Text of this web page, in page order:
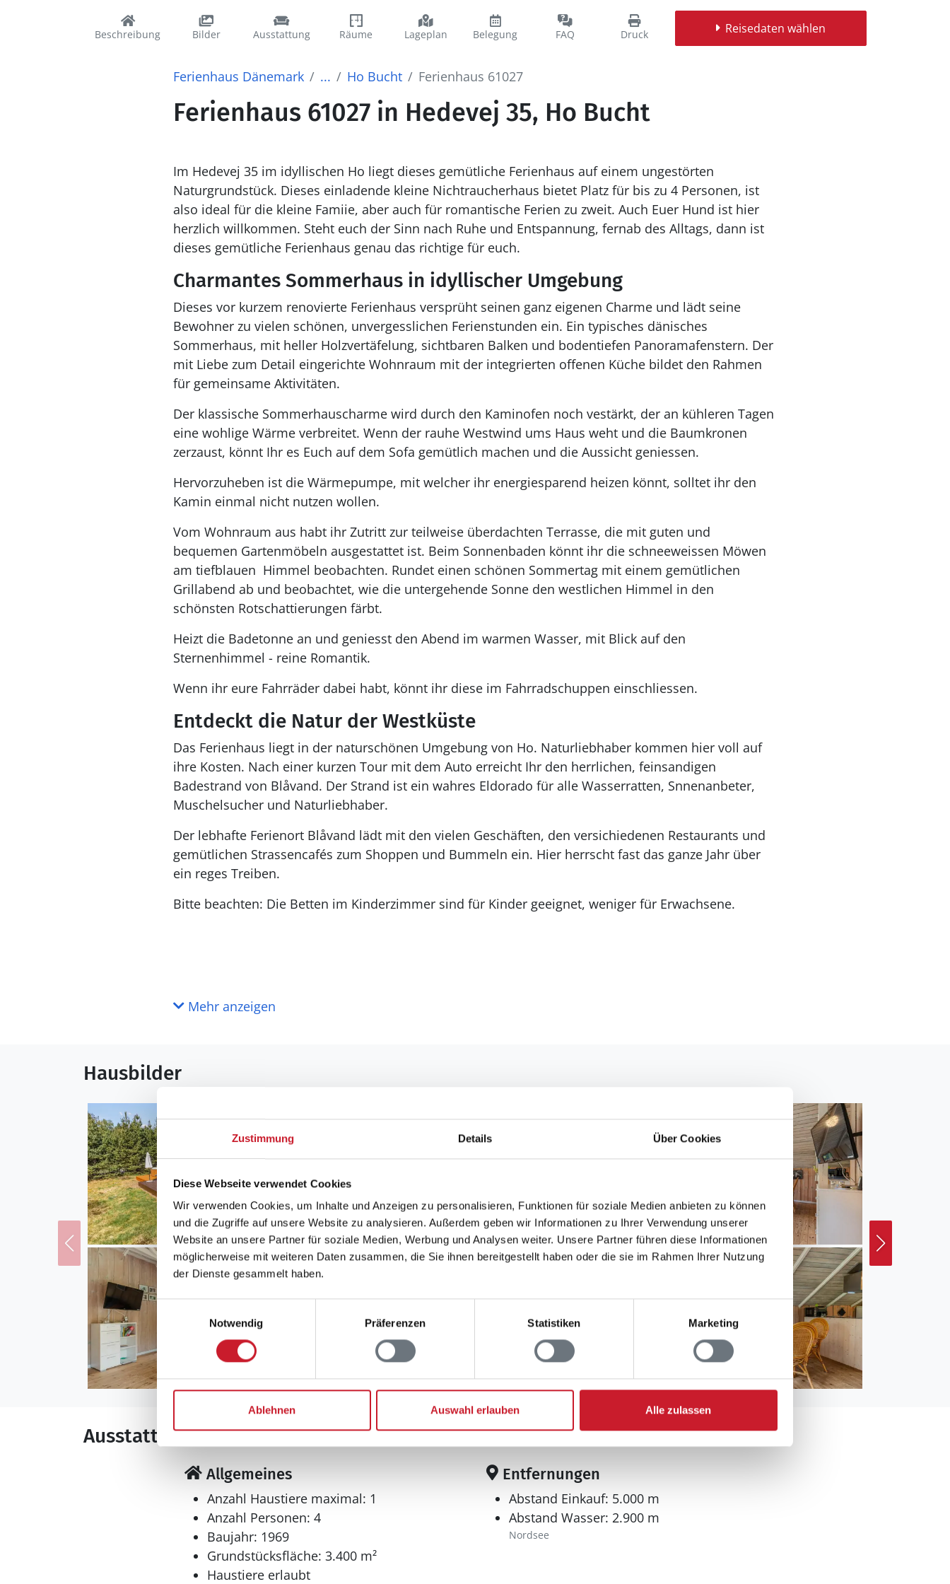
Zustimmung Details Über Cookies
Diese Webseite verwendet Cookies
Wir verwenden Cookies, um Inhalte und Anzeigen zu personalisieren, Funktionen für soziale Medien anbieten zu können
und die Zugriffe auf unsere Website zu analysieren. Außerdem geben wir Informationen zu Ihrer Verwendung unserer
Website an unsere Partner für soziale Medien, Werbung und Analysen weiter. Unsere Partner führen diese Informationen
möglicherweise mit weiteren Daten zusammen, die Sie ihnen bereitgestellt haben oder die sie im Rahmen Ihrer Nutzung
der Dienste gesammelt haben.
Notwendig
Präferenzen Statistiken Marketing
Ablehnen Auswahl erlauben Alle zulassen
Beschreibung Bilder Ausstattung Räume Lageplan Belegung FAQ Druck Reisedaten wählen
Ferienhaus Dänemark ... Ho Bucht Ferienhaus 61027
Ferienhaus 61027 in Hedevej 35, Ho Bucht
Im Hedevej 35 im idyllischen Ho liegt dieses gemütliche Ferienhaus auf einem ungestörten
Naturgrundstück. Dieses einladende kleine Nichtraucherhaus bietet Platz für bis zu 4 Personen, ist
also ideal für die kleine Famiie, aber auch für romantische Ferien zu zweit. Auch Euer Hund ist hier
herzlich willkommen. Steht euch der Sinn nach Ruhe und Entspannung, fernab des Alltags, dann ist
dieses gemütliche Ferienhaus genau das richtige für euch.
Charmantes Sommerhaus in idyllischer Umgebung
Dieses vor kurzem renovierte Ferienhaus versprüht seinen ganz eigenen Charme und lädt seine
Bewohner zu vielen schönen, unvergesslichen Ferienstunden ein. Ein typisches dänisches
Sommerhaus, mit heller Holzvertäfelung, sichtbaren Balken und bodentiefen Panoramafenstern. Der
mit Liebe zum Detail eingerichte Wohnraum mit der integrierten offenen Küche bildet den Rahmen
für gemeinsame Aktivitäten.
Der klassische Sommerhauscharme wird durch den Kaminofen noch vestärkt, der an kühleren Tagen
eine wohlige Wärme verbreitet. Wenn der rauhe Westwind ums Haus weht und die Baumkronen
zerzaust, könnt Ihr es Euch auf dem Sofa gemütlich machen und die Aussicht geniessen.
Hervorzuheben ist die Wärmepumpe, mit welcher ihr energiesparend heizen könnt, solltet ihr den
Kamin einmal nicht nutzen wollen.
Vom Wohnraum aus habt ihr Zutritt zur teilweise überdachten Terrasse, die mit guten und
bequemen Gartenmöbeln ausgestattet ist. Beim Sonnenbaden könnt ihr die schneeweissen Möwen
am tiefblauen Himmel beobachten. Rundet einen schönen Sommertag mit einem gemütlichen
Grillabend ab und beobachtet, wie die untergehende Sonne den westlichen Himmel in den
schönsten Rotschattierungen färbt.
Heizt die Badetonne an und geniesst den Abend im warmen Wasser, mit Blick auf den
Sternenhimmel - reine Romantik.
Wenn ihr eure Fahrräder dabei habt, könnt ihr diese im Fahrradschuppen einschliessen.
Entdeckt die Natur der Westküste
Das Ferienhaus liegt in der naturschönen Umgebung von Ho. Naturliebhaber kommen hier voll auf
ihre Kosten. Nach einer kurzen Tour mit dem Auto erreicht Ihr den herrlichen, feinsandigen
Badestrand von Blåvand. Der Strand ist ein wahres Eldorado für alle Wasserratten, Snnenanbeter,
Muschelsucher und Naturliebhaber.
Der lebhafte Ferienort Blåvand lädt mit den vielen Geschäften, den versichiedenen Restaurants und
gemütlichen Strassencafés zum Shoppen und Bummeln ein. Hier herrscht fast das ganze Jahr über
ein reges Treiben.
Bitte beachten: Die Betten im Kinderzimmer sind für Kinder geeignet, weniger für Erwachsene.
Mehr anzeigen
Hausbilder
Ausstattung
Allgemeines
Anzahl Haustiere maximal: 1
Anzahl Personen: 4
Baujahr: 1969
Grundstücksfläche: 3.400 m²
Haustiere erlaubt
Entfernungen
Abstand Einkauf: 5.000 m
Abstand Wasser: 2.900 m
Nordsee